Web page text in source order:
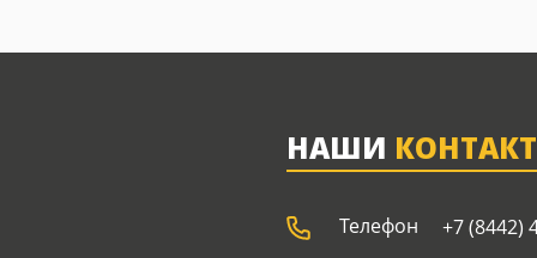
НАШИ
Телефон
+7 (8442)